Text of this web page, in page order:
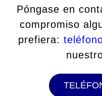
Póngase en
compromiso
prefiera: